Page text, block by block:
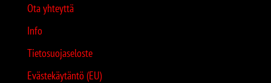
Ota yhteyttä
Info
Tietosuojaseloste
Evästekäytäntö (EU)